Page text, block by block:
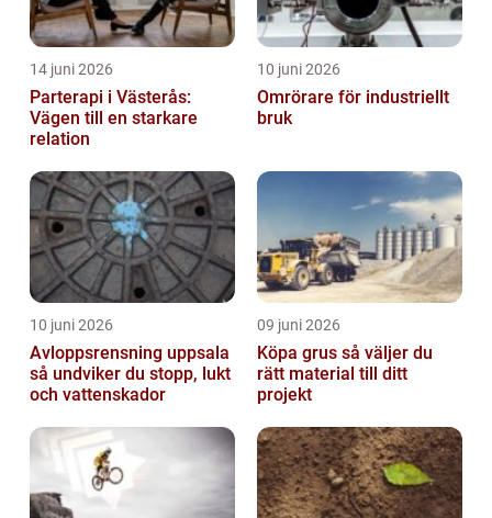
14 juni 2026
Parterapi i Västerås:
Vägen till en starkare
relation
10 juni 2026
Omrörare för industriellt
bruk
10 juni 2026
Avloppsrensning uppsala
så undviker du stopp, lukt
och vattenskador
09 juni 2026
Köpa grus så väljer du
rätt material till ditt
projekt